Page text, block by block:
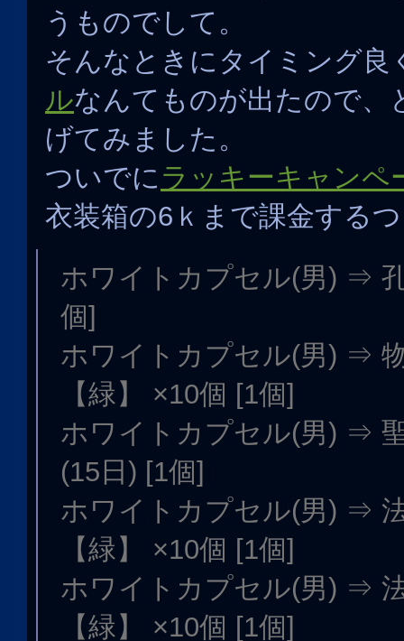
うものでして。
そんなときにタイミング良
ルなんてものが出たので、
げてみました。
ついでに ラッキーキャンペ
衣装箱の6ｋまで課金する
ホワイトカプセル(男) ⇒
個]
ホワイトカプセル(男) ⇒
【緑】 ×10個 [1個]
ホワイトカプセル(男) ⇒
(15日) [1個]
ホワイトカプセル(男) ⇒
【緑】 ×10個 [1個]
ホワイトカプセル(男) ⇒
【緑】 ×10個 [1個]